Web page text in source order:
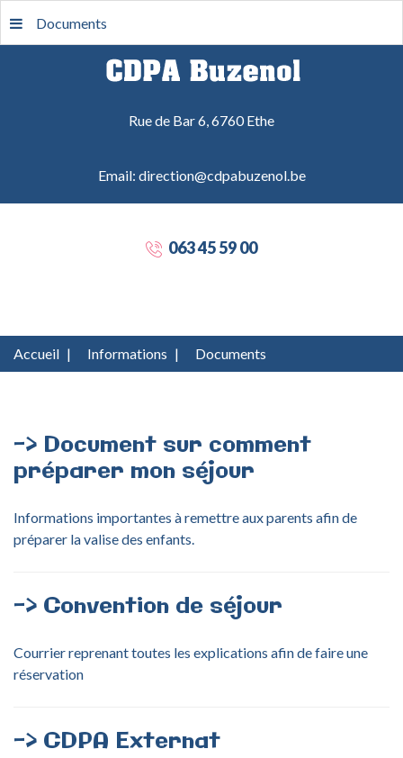
Rue de Bar 6, 6760 Ethe
Email: direction@cdpabuzenol.be
Documents
063 45 59 00
Accueil | Informations | Documents
-> Document sur comment
préparer mon séjour
Informations importantes à remettre aux parents afin de
préparer la valise des enfants.
-> Convention de séjour
Courrier reprenant toutes les explications afin de faire une
réservation
-> CDPA Externat